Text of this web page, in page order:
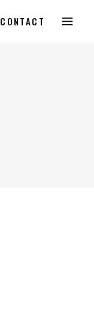
CONTACT